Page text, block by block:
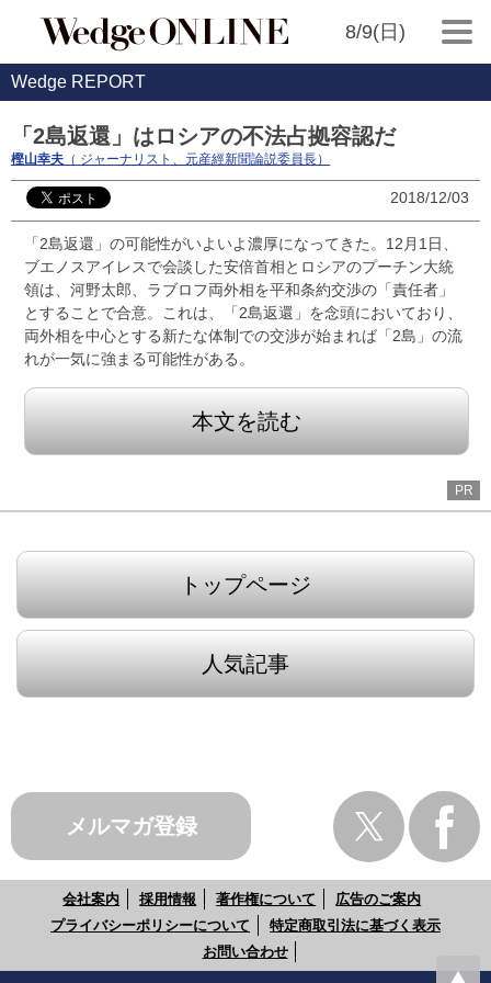
8/9(日)
Wedge REPORT
「2島返還」はロシアの不法占拠容認だ
樫山幸夫 （ ジャーナリスト、元産經新聞論説委員長）
2018/12/03
「2島返還」の可能性がいよいよ濃厚になってきた。12月1日、
ブエノスアイレスで会談した安倍首相とロシアのプーチン大統
領は、河野太郎、ラブロフ両外相を平和条約交渉の「責任者」
とすることで合意。これは、「2島返還」を念頭においており、
両外相を中心とする新たな体制での交渉が始まれば「2島」の流
れが一気に強まる可能性がある。
本文を読む
PR
トップページ
人気記事
メルマガ登録
会社案内 採用情報 著作権について
広告のご案内
プライバシーポリシーについて
特定商取引法に基づく表示
お問い合わせ